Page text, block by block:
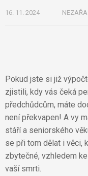
16. 11. 2024
Pokud jste si již
zjistili, kdy vás čeká
předchůdcům, máte
není překvapen! A vy
stáří a seniorského
se při tom dělat i věci,
zbytečné, vzhledem
vaší smrti.